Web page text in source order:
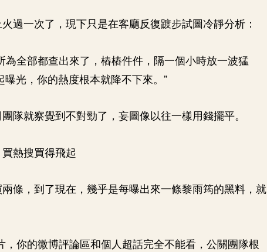
過一次了，現下只是在客廳反復踱步試圖冷靜分析：
為全部都查出來了，樁樁件件，隔一個小時放一波猛
光，你的熱度根本就降不下來。”
隊就察覺到不對勁了，妄圖像以往一樣用錢擺平。
熱搜買得飛起
條，到了現在，幾乎是每曝出來一條黎雨筠的黑料，就
，你的微博評論區和個人超話完全不能看，公關團隊根